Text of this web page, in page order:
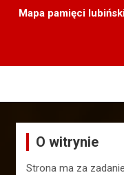
Mapa pamięci
O witrynie
Strona ma za